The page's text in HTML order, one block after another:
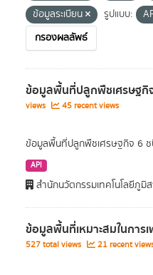
ข้อมูลระเบียน
รูปแบบ:
กรองผลลัพธ์
ข้อมูลพื้นที่ปลูกพืชเศรษฐกิ
views
45 recent views
ข้อมูลพื้นที่ปลูกพืชเศรษฐกิจ 6
API
สำนักนวัตกรรมเทคโนโลยีภูมิ
ข้อมูลพื้นที่เหมาะสมในการ
527 total views 21 recent